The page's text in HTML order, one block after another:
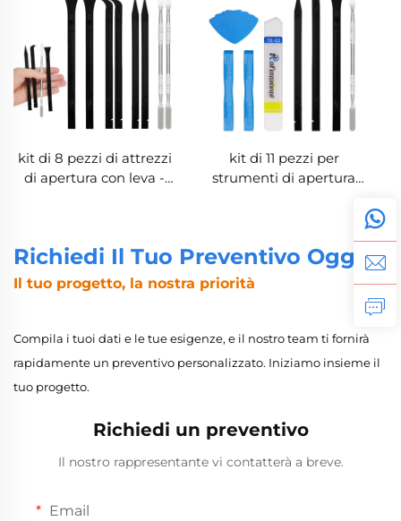
elettronici
kit di 8 pezzi di attrezzi
di apertura con leva -
elettronici
kit di 11 pezzi per
strumenti di apertura
Richiedi Il Tuo Preventivo Oggi
Il tuo progetto, la nostra priorità
Compila i tuoi dati e le tue esigenze, e il nostro team ti fornirà
rapidamente un preventivo personalizzato. Iniziamo insieme il
tuo progetto.
Richiedi un preventivo
Il nostro rappresentante vi contatterà a breve.
Email